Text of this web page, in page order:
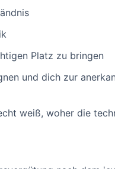
Platz zu bringen
und dich zur
weiß, woher die